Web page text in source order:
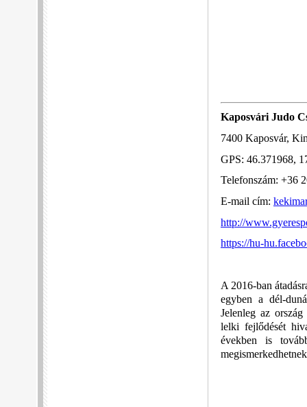
Kaposvári Judo
7400 Kaposvár,
GPS: 46.371968,
Telefonszám: +36
E-mail cím:
http://
https://hu-
A 2016-ban
egyben a dél-
Jelenleg az
lelki fejlődését
években is